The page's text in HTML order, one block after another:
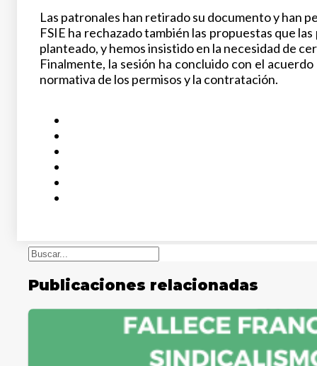
Las patronales han retirado su documento y han
FSIE ha rechazado también las propuestas que
planteado, y hemos insistido en la necesidad de
Finalmente, la sesión ha concluido con el
normativa de los permisos y la contratación.
Buscar
Publicaciones relacionadas